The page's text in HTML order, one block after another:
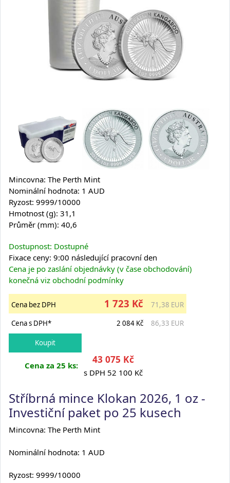
Mincovna: The Perth Mint
Nominální hodnota: 1 AUD
Ryzost: 9999/10000
Hmotnost (g): 31,1
Průměr (mm): 40,6
Dostupnost: Dostupné
Fixace ceny: 9:00 následující pracovní den
Cena je po zaslání objednávky (v čase obchodování)
konečná viz obchodní podmínky
Cena bez DPH 1 723 Kč
71,38 EUR
Cena s DPH*
2 084 Kč 86,33 EUR
Cena za 25 ks: 43 075 Kč
s DPH 52 100 Kč
Stříbrná mince Klokan 2026, 1 oz -
Investiční paket po 25 kusech
Mincovna: The Perth Mint
Nominální hodnota: 1 AUD
Ryzost: 9999/10000